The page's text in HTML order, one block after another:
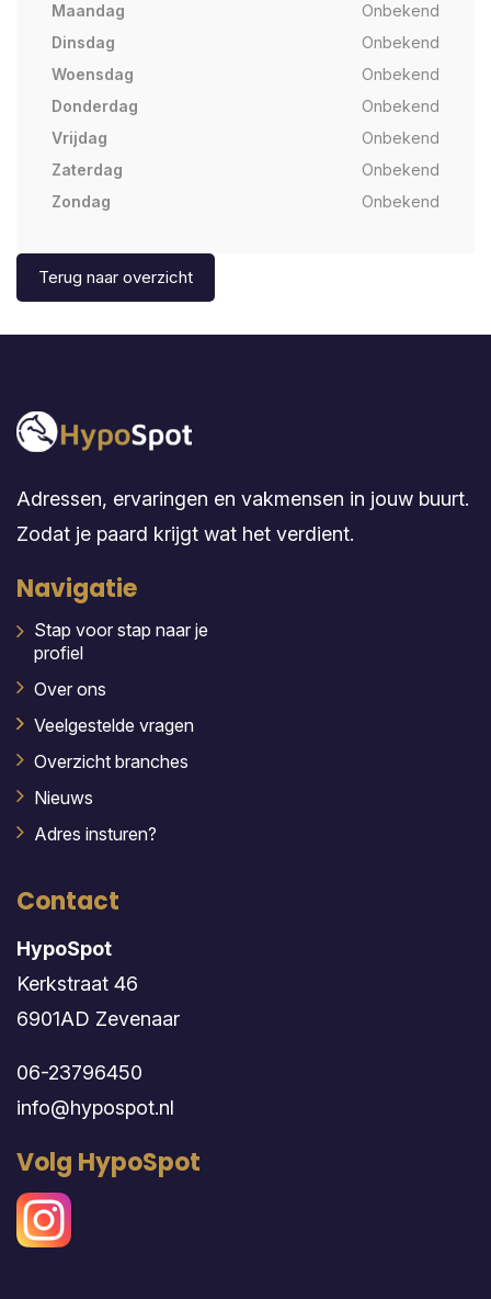
Maandag
Onbekend
Dinsdag
Onbekend
Woensdag
Onbekend
Donderdag
Onbekend
Vrijdag
Onbekend
Zaterdag
Onbekend
Zondag
Onbekend
Terug naar overzicht
Adressen, ervaringen en vakmensen in jouw buurt.
Zodat je paard krijgt wat het verdient.
Navigatie
Stap voor stap naar je
profiel
Over ons
Veelgestelde vragen
Overzicht branches
Nieuws
Adres insturen?
Contact
HypoSpot
Kerkstraat 46
6901AD Zevenaar
06-23796450
info@hypospot.nl
Volg HypoSpot